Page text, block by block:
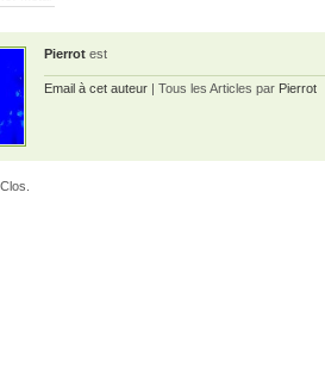
Pierrot est
Email à cet auteur | Tous les Articles par Pierrot